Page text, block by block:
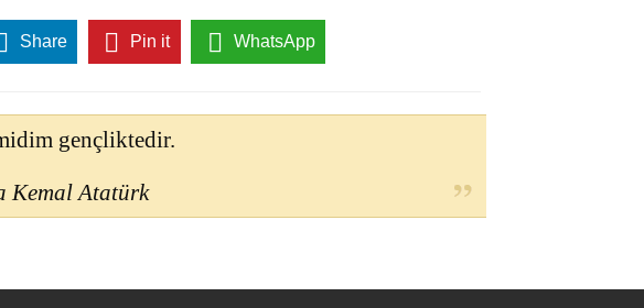
Share Pin it WhatsApp
gençliktedir.
Kemal Atatürk